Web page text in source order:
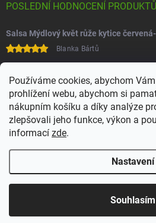
Používáme cookies, abychom
prohlížení webu, abychom si
nákupním košíku a díky analýze
zlepšovali jeho funkce, výkon a
informací zde.
Nastavení
Souhlasím
POSLEDNÍ HODNOCENÍ PRODUKTŮ
Salsa Mýdlový květ růže kytice
Blanka Bártů
Copyright 2026Juchoo. Všechna práva
cookies